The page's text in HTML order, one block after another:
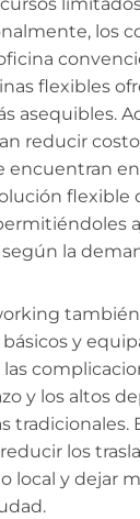
los
flexibles
asequibles.
reducir
encuentran
flexible
la
y
y los altos
tradicionales.
los
local y dejar